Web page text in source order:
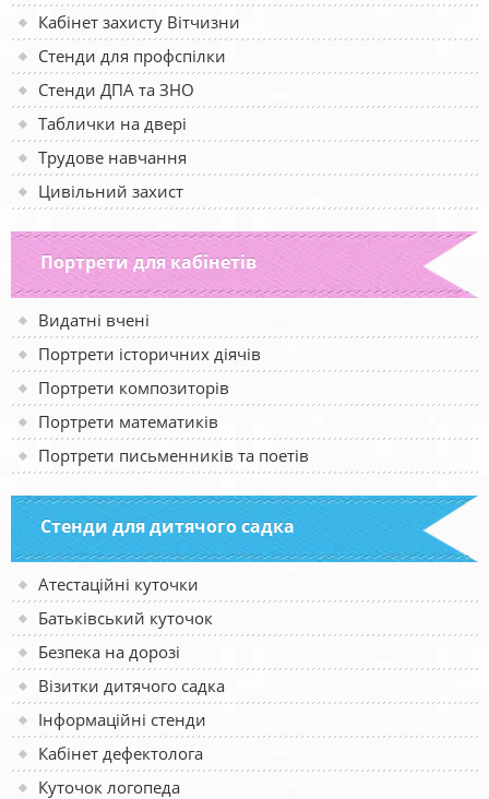
Кабінет захисту Вітчизни
Стенди для профспілки
Стенди ДПА та ЗНО
Таблички на двері
Трудове навчання
Цивільний захист
Портрети для кабінетів
Видатні вчені
Портрети історичних діячів
Портрети композиторів
Портрети математиків
Портрети письменників та поетів
Стенди для дитячого садка
Атестаційні куточки
Батьківський куточок
Безпека на дорозі
Візитки дитячого садка
Інформаційні стенди
Кабінет дефектолога
Куточок логопеда